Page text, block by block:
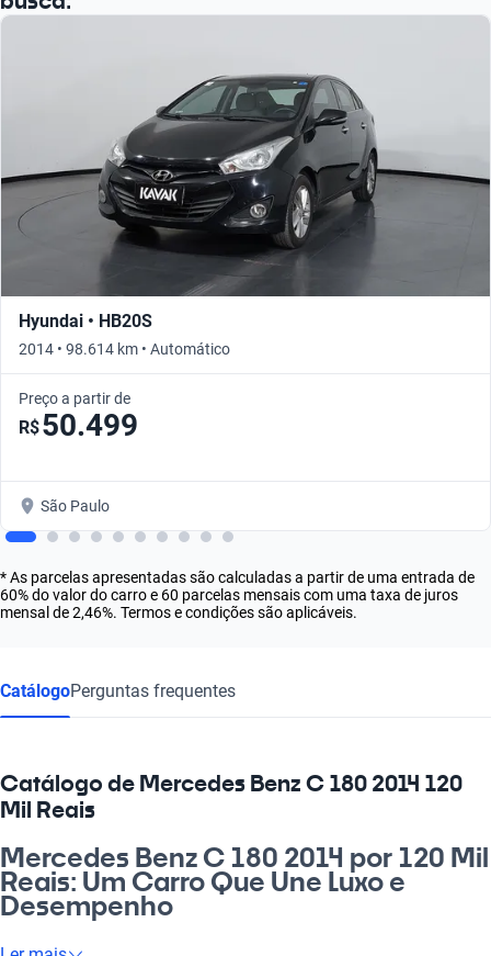
Hyundai • HB20S
2014 • 98.614 km • Automático
Preço a partir de
R$50.499
São Paulo
* As parcelas apresentadas são calculadas a partir de uma entrada de
60% do valor do carro e 60 parcelas mensais com uma taxa de juros
mensal de 2,46%. Termos e condições são aplicáveis.
CatálogoPerguntas frequentes
Catálogo de Mercedes Benz C 180 2014 120
Mil Reais
Mercedes Benz C 180 2014 por 120 Mil
Reais: Um Carro Que Une Luxo e
Desempenho
Olha, quem não sonha em ter um carro que traz conforto,